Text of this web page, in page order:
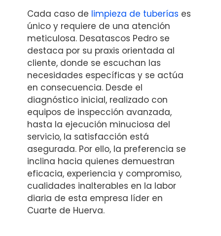
Cada caso de limpieza de tuberías es
único y requiere de una atención
meticulosa. Desatascos Pedro se
destaca por su praxis orientada al
cliente, donde se escuchan las
necesidades específicas y se actúa
en consecuencia. Desde el
diagnóstico inicial, realizado con
equipos de inspección avanzada,
hasta la ejecución minuciosa del
servicio, la satisfacción está
asegurada. Por ello, la preferencia se
inclina hacia quienes demuestran
eficacia, experiencia y compromiso,
cualidades inalterables en la labor
diaria de esta empresa líder en
Cuarte de Huerva.